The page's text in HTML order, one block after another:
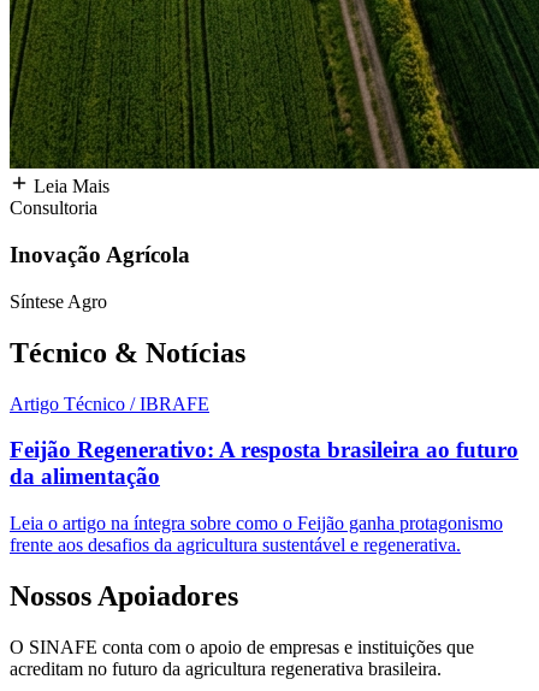
Leia Mais
Consultoria
Inovação Agrícola
Síntese Agro
Técnico & Notícias
Artigo Técnico / IBRAFE
Feijão Regenerativo: A resposta brasileira ao futuro
da alimentação
Leia o artigo na íntegra sobre como o Feijão ganha protagonismo
frente aos desafios da agricultura sustentável e regenerativa.
Nossos Apoiadores
O SINAFE conta com o apoio de empresas e instituições que
acreditam no futuro da agricultura regenerativa brasileira.